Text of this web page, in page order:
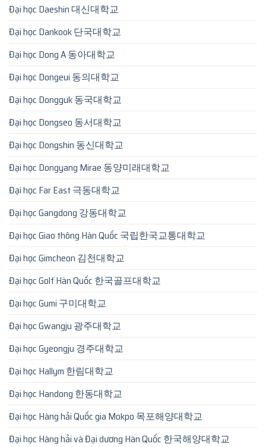
Đại học Daeshin 대신대학교
Đại học Dankook 단국대학교
Đại học Dong A 동아대학교
Đại học Dongeui 동의대학교
Đại học Dongguk 동국대학교
Đại học Dongseo 동서대학교
Đại học Dongshin 동신대학교
Đại học Dongyang Mirae 동양미래대학교
Đại học Far East 극동대학교
Đại học Gangdong 강동대학교
Đại học Giao thông Hàn Quốc 국립한국교통대학교
Đại học Gimcheon 김천대학교
Đại học Golf Hàn Quốc 한국골프대학교
Đại học Gumi 구미대학교
Đại học Gwangju 광주대학교
Đại học Gyeongju 경주대학교
Đại học Hallym 한림대학교
Đại học Handong 한동대학교
Đại học Hàng hải Quốc gia Mokpo 목포해양대학교
Đại học Hàng hải và Đại dương Hàn Quốc 한국해양대학교